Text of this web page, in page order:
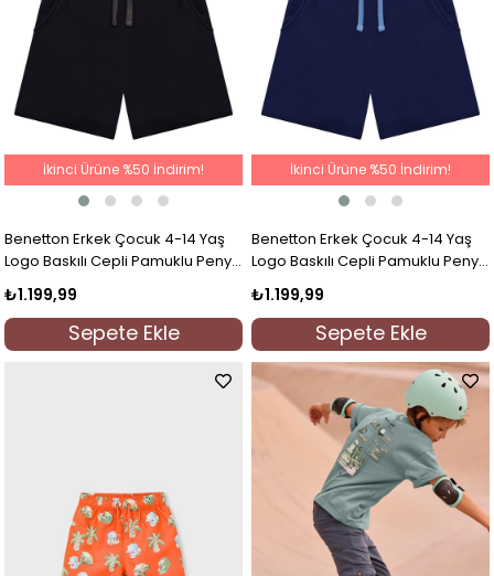
Benetton Erkek Çocuk 4-14 Yaş
Logo Baskılı Cepli Pamuklu Penye
Şort Siyah
₺1.199,99
Sepete Ekle
İkinci Ürüne %50 İndirim!
Benetton Erkek Çocuk 4-14 Yaş
Logo Baskılı Cepli Pamuklu Penye
Şort Lacivert
₺1.199,99
Sepete Ekle
İkinci Ürüne %50 İndirim!